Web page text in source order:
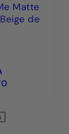
Matte
de